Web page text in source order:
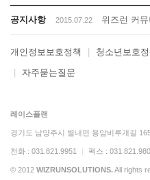
공지사항 2015.07.22 위즈런 커
개인정보보호정책 | 청소년보호정
|
자주묻는질문
레이스플랜
경기도 남양주시 별내면 용암비루개길
전화 : 031.821.9951 | 팩스 :
© 2012 WIZRUNSOLUTIONS.All rights